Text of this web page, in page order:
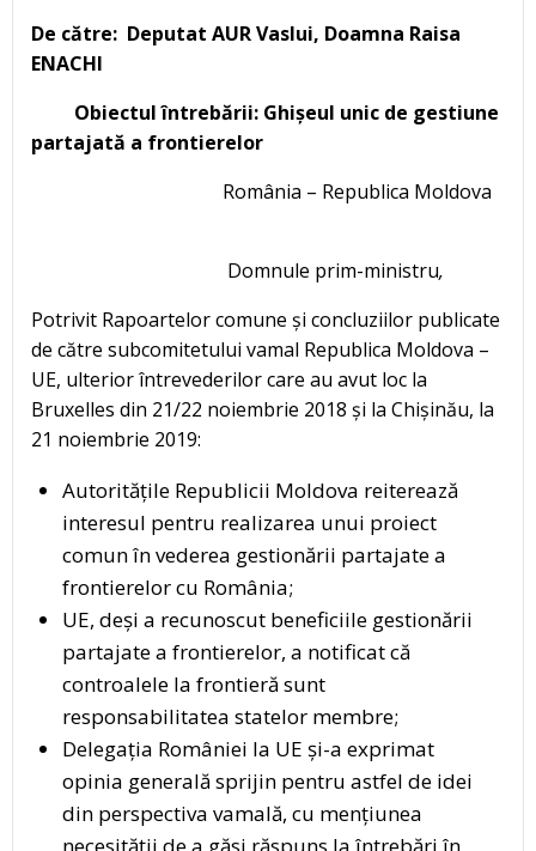
De către: Deputat AUR Vaslui, Doamna Raisa
ENACHI
Obiectul întrebării: Ghișeul unic de gestiune
partajată a frontierelor
România – Republica Moldova
Domnule prim-ministru,
Potrivit Rapoartelor comune și concluziilor publicate
de către subcomitetului vamal Republica Moldova –
UE, ulterior întrevederilor care au avut loc la
Bruxelles din 21/22 noiembrie 2018 și la Chișinău, la
21 noiembrie 2019:
Autoritățile Republicii Moldova reiterează
interesul pentru realizarea unui proiect
comun în vederea gestionării partajate a
frontierelor cu România;
UE, deși a recunoscut beneficiile gestionării
partajate a frontierelor, a notificat că
controalele la frontieră sunt
responsabilitatea statelor membre;
Delegația României la UE și-a exprimat
opinia generală sprijin pentru astfel de idei
din perspectiva vamală, cu mențiunea
necesității de a găsi răspuns la întrebări în